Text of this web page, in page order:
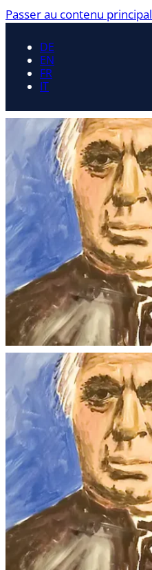
Passer au contenu principal
DE
EN
FR
IT